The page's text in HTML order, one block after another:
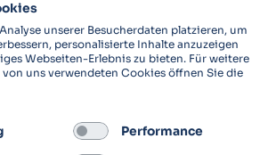
Hersteller von Spirometern,
Viren-Filtern zur sicheren
Darüber hinaus sind wir weltweit
Service-Provider für klinische
unserer Besucherdaten platzieren, um
personalisierte Inhalte anzuzeigen
Webseiten-Erlebnis zu bieten. Für weitere
uns verwendeten Cookies öffnen Sie die
Performance